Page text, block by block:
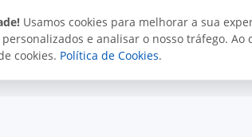
Usamos cookies para melhorar a sua
e analisar o nosso tráfego. Ao
cookies. Política de Cookies.
Uso aceitável
Direitos autorais
os direitos reservados.